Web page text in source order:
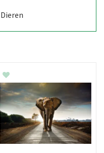
Dieren